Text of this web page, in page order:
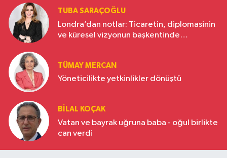
TUBA SARAÇOĞLU
Londra’dan notlar: Ticaretin, diplomasinin
ve küresel vizyonun başkentinde
TÜMAY MERCAN
Yöneticilikte yetkinlikler dönüştü
BILAL KOÇAK
Vatan ve bayrak uğruna baba - oğul birlikte
can verdi